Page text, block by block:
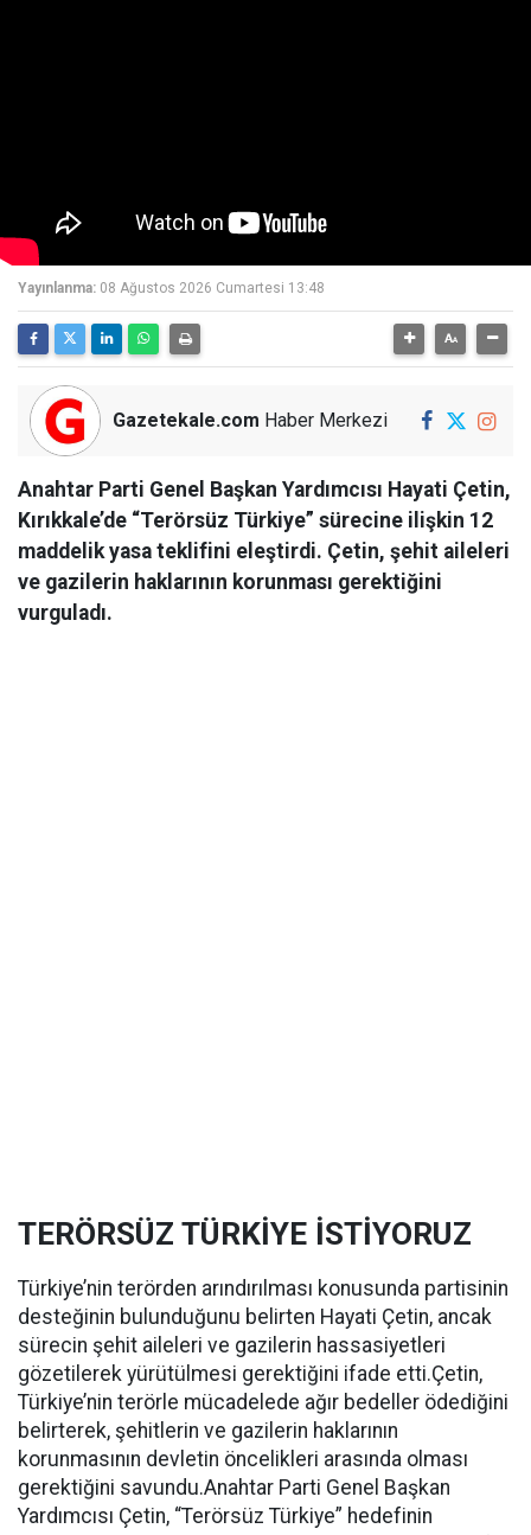
Yayınlanma: 08 Ağustos 2026 Cumartesi 13:48
Gazetekale.com Haber Merkezi
Anahtar Parti Genel Başkan Yardımcısı Hayati Çetin,
Kırıkkale’de “Terörsüz Türkiye” sürecine ilişkin 12
maddelik yasa teklifini eleştirdi. Çetin, şehit aileleri
ve gazilerin haklarının korunması gerektiğini
vurguladı.
TERÖRSÜZ TÜRKİYE İSTİYORUZ
Türkiye’nin terörden arındırılması konusunda partisinin
desteğinin bulunduğunu belirten Hayati Çetin, ancak
sürecin şehit aileleri ve gazilerin hassasiyetleri
gözetilerek yürütülmesi gerektiğini ifade etti.Çetin,
Türkiye’nin terörle mücadelede ağır bedeller ödediğini
belirterek, şehitlerin ve gazilerin haklarının
korunmasının devletin öncelikleri arasında olması
gerektiğini savundu.Anahtar Parti Genel Başkan
Yardımcısı Çetin, “Terörsüz Türkiye” hedefinin